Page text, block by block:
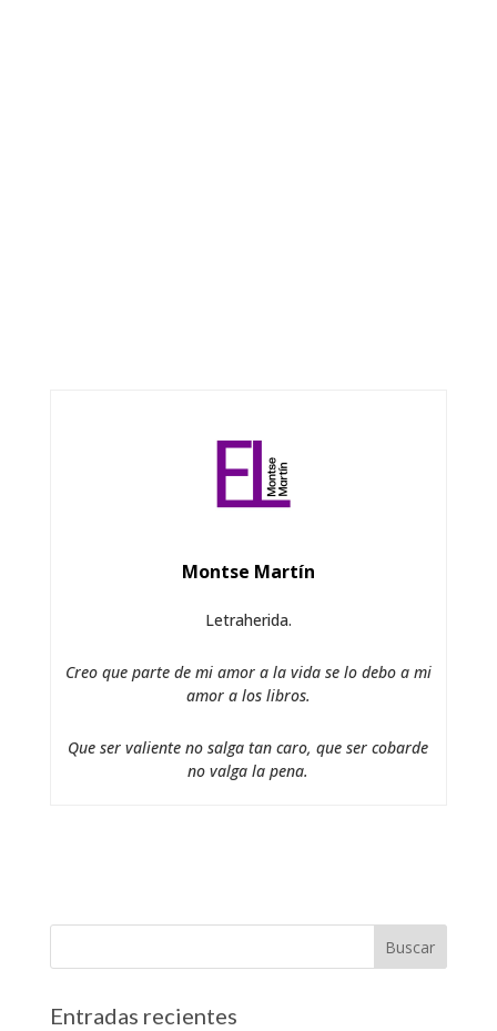
Montse Martín
Letraherida.
Creo que parte de mi amor a la vida se lo debo a mi
amor a los libros.
Que ser valiente no salga tan caro, que ser cobarde
no valga la pena.
Entradas recientes